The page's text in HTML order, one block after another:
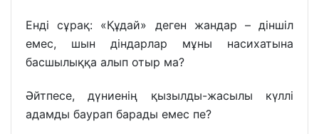
Енді сұрақ: «Құдай» деген жандар – діншіл
емес, шын діндарлар мұны насихатына
басшылыққа алып отыр ма?
Әйтпесе, дүниенің қызылды-жасылы күллі
адамды баурап барады емес пе?